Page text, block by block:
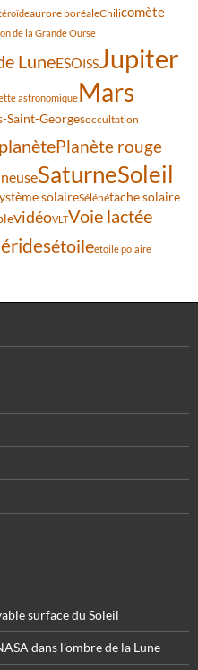
aurore boréaleChilicomète
de la Grande Ourse
LuneESOISSJupiter
astronomiqueMars
Saint-Georgesoccultation
planètePlanète rouge
SaturneSoleil
solaireSélénétache solaire
vidéoVLTVoie lactée
étoileétoile polaire
surface du Soleil
dans l’ombre de la Lune